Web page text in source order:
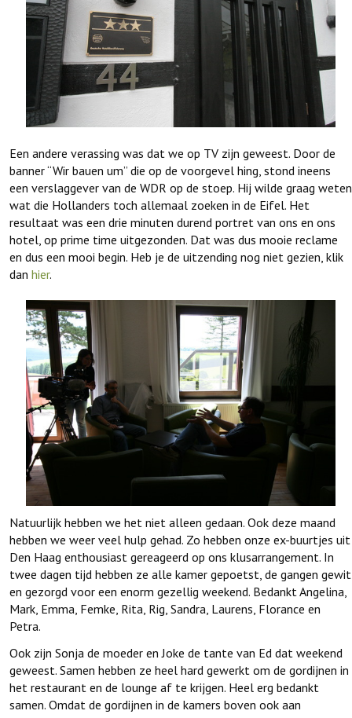
Een andere verassing was dat we op TV zijn geweest. Door de
banner “Wir bauen um” die op de voorgevel hing, stond ineens
een verslaggever van de WDR op de stoep. Hij wilde graag weten
wat die Hollanders toch allemaal zoeken in de Eifel. Het
resultaat was een drie minuten durend portret van ons en ons
hotel, op prime time uitgezonden. Dat was dus mooie reclame
en dus een mooi begin. Heb je de uitzending nog niet gezien, klik
dan hier.
Natuurlijk hebben we het niet alleen gedaan. Ook deze maand
hebben we weer veel hulp gehad. Zo hebben onze ex-buurtjes uit
Den Haag enthousiast gereageerd op ons klusarrangement. In
twee dagen tijd hebben ze alle kamer gepoetst, de gangen gewit
en gezorgd voor een enorm gezellig weekend. Bedankt Angelina,
Mark, Emma, Femke, Rita, Rig, Sandra, Laurens, Florance en
Petra.
Ook zijn Sonja de moeder en Joke de tante van Ed dat weekend
geweest. Samen hebben ze heel hard gewerkt om de gordijnen in
het restaurant en de lounge af te krijgen. Heel erg bedankt
samen. Omdat de gordijnen in de kamers boven ook aan